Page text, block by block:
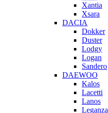
Xantia
Xsara
DACIA
Dokker
Duster
Lodgy
Logan
Sandero
DAEWOO
Kalos
Lacetti
Lanos
Leganza